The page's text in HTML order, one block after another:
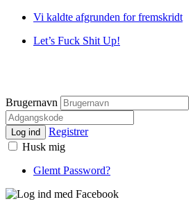
Vi kaldte afgrunden for fremskridt
Let’s Fuck Shit Up!
Brugernavn
Log ind
Registrer
Husk mig
Glemt Password?